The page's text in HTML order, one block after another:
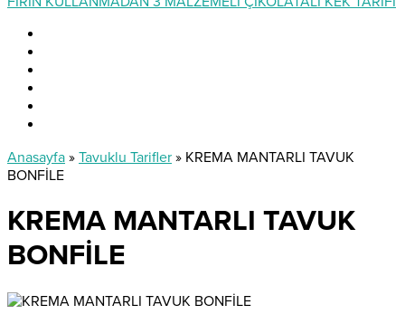
Anasayfa » Tavuklu Tarifler » KREMA MANTARLI TAVUK
BONFİLE
KREMA MANTARLI TAVUK
BONFİLE